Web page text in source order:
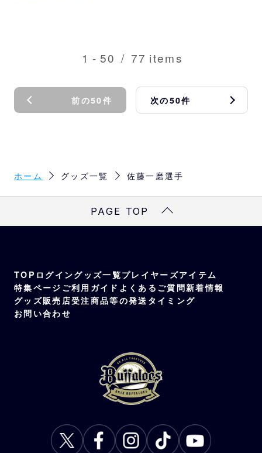
1 - 50 / 77 items
前の50件 次の50件
ホーム グッズ一覧 佐藤一磨選手
PAGE TOP
TOP ログイングッズ一覧プレイヤーズアイテム
特集ページ ご利用ガイド よくあるご質問新着情報
グッズ販売店受注商品等の発送タイミング
お問い合わせ